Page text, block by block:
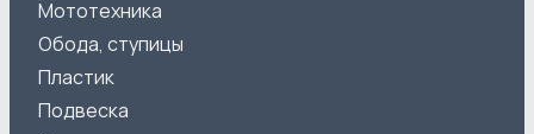
Мототехника
Обода, ступицы
Пластик
Подвеска